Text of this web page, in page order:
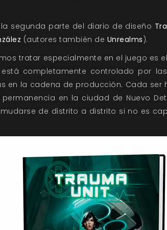
segunda parte del diario de diseño
(autores también de Unrealms ).
tratar especialmente en el juego es
completamente controlado por
en la cadena de producción. Cada ser
en la ciudad de Nuevo
de distrito a distrito si no es